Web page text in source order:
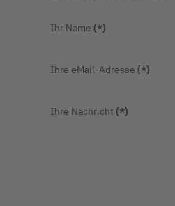
Ihr Name (*)
Ihre eMail-Adresse (*)
Ihre Nachricht (*)